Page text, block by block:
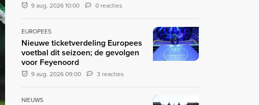
9 aug. 2026 10:00 0 reacties
EUROPEES
Nieuwe ticketverdeling Europees
voetbal dit seizoen; de gevolgen
voor Feyenoord
9 aug. 2026 09:00 3 reacties
NIEUWS